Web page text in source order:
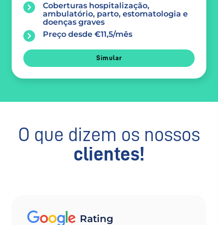
Coberturas hospitalização,
ambulatório, parto, estomatologia e
doenças graves
Preço desde €11,5/mês
Simular
O que dizem os nossos
clientes!
Rating